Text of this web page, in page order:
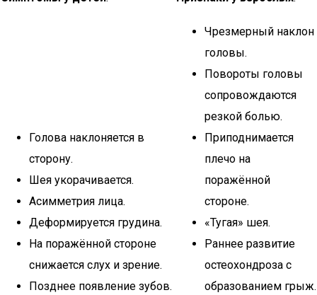
Голова наклоняется в
сторону.
Шея укорачивается.
Асимметрия лица.
Деформируется грудина.
На поражённой стороне
снижается слух и зрение.
Позднее появление зубов.
Чрезмерный наклон
головы.
Повороты головы
сопровождаются
резкой болью.
Приподнимается
плечо на
поражённой
стороне.
«Тугая» шея.
Раннее развитие
остеохондроза с
образованием грыж.